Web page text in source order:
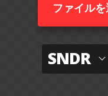
ファイル
SNDR